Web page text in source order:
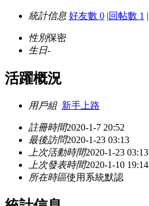
統計信息 好友數 0 |回帖數 1 |
性別保密
生日-
活躍概況
用戶組 新手上路
註冊時間2020-1-7 20:52
最後訪問2020-1-23 03:13
上次活動時間2020-1-23 03:13
上次發表時間2020-1-10 19:14
所在時區使用系統默認